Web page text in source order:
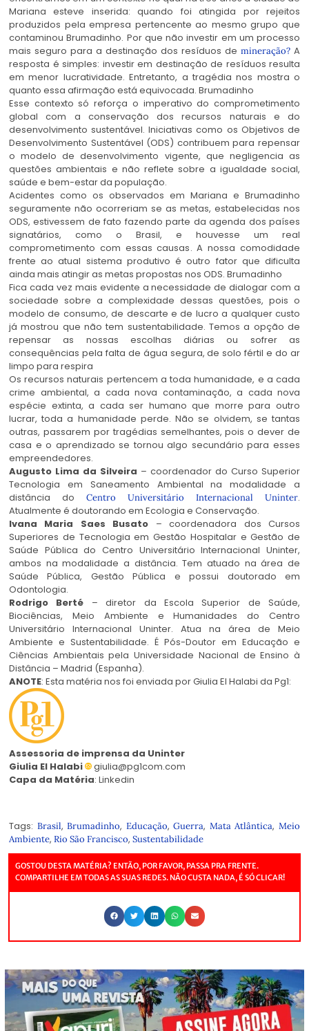
Mariana esteve inserida: quando foi atingida por rejeitos
produzidos pela empresa pertencente ao mesmo grupo que
contaminou Brumadinho. Por que não investir em um processo
mais seguro para a destinação dos resíduos de mineração? A
resposta é simples: investir em destinação de resíduos resulta
em menor lucratividade. Entretanto, a tragédia nos mostra o
quanto essa afirmação está equivocada. Brumadinho
Esse contexto só reforça o imperativo do comprometimento
global com a conservação dos recursos naturais e do
desenvolvimento sustentável. Iniciativas como os Objetivos de
Desenvolvimento Sustentável (ODS) contribuem para repensar
o modelo de desenvolvimento vigente, que negligencia as
questões ambientais e não reflete sobre a igualdade social,
saúde e bem-estar da população.
Acidentes como os observados em Mariana e Brumadinho
seguramente não ocorreriam se as metas, estabelecidas nos
ODS, estivessem de fato fazendo parte da agenda dos países
signatários, como o Brasil, e houvesse um real
comprometimento com essas causas. A nossa comodidade
frente ao atual sistema produtivo é outro fator que dificulta
ainda mais atingir as metas propostas nos ODS. Brumadinho
Fica cada vez mais evidente a necessidade de dialogar com a
sociedade sobre a complexidade dessas questões, pois o
modelo de consumo, de descarte e de lucro a qualquer custo
já mostrou que não tem sustentabilidade. Temos a opção de
repensar as nossas escolhas diárias ou sofrer as
consequências pela falta de água segura, de solo fértil e do ar
limpo para respira
Os recursos naturais pertencem a toda humanidade, e a cada
crime ambiental, a cada nova contaminação, a cada nova
espécie extinta, a cada ser humano que morre para outro
lucrar, toda a humanidade perde. Não se olvidem, se tantas
outras, passarem por tragédias semelhantes, pois o dever de
casa e o aprendizado se tornou algo secundário para esses
empreendedores.
Augusto Lima da Silveira – coordenador do Curso Superior
Tecnologia em Saneamento Ambiental na modalidade a
distância do Centro Universitário Internacional Uninter.
Atualmente é doutorando em Ecologia e Conservação.
Ivana Maria Saes Busato – coordenadora dos Cursos
Superiores de Tecnologia em Gestão Hospitalar e Gestão de
Saúde Pública do Centro Universitário Internacional Uninter,
ambos na modalidade a distância. Tem atuado na área de
Saúde Pública, Gestão Pública e possui doutorado em
Odontologia.
Rodrigo Berté – diretor da Escola Superior de Saúde,
Biociências, Meio Ambiente e Humanidades do Centro
Universitário Internacional Uninter. Atua na área de Meio
Ambiente e Sustentabilidade. É Pós-Doutor em Educação e
Ciências Ambientais pela Universidade Nacional de Ensino à
Distância – Madrid (Espanha).
ANOTE: Esta matéria nos foi enviada por Giulia El Halabi da Pg1:
Assessoria de imprensa da Uninter
Giulia El Halabi
giulia@pg1com.com
Capa da Matéria: Linkedin
Tags: Brasil,Brumadinho, Educação,Guerra, Mata Atlântica,Meio
Ambiente, Rio São Francisco, Sustentabilidade
GOSTOU DESTA MATÉRIA? ENTÃO, POR FAVOR, PASSA PRA FRENTE.
COMPARTILHE EM TODAS AS SUAS REDES. NÃO CUSTA NADA, É SÓ CLICAR!